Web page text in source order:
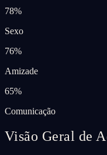
78%
Sexo
76%
Amizade
65%
Comunicação
Visão Geral de